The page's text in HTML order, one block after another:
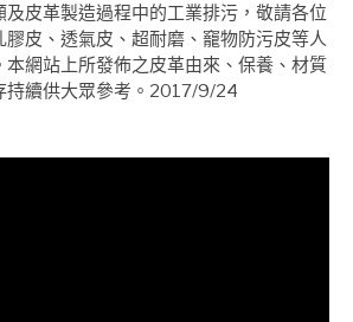
皮革製造過程中的工業排污，敬請各位
皮、透氣皮、超耐磨、竉物防污皮等人
本網站上所發佈之皮革由來、保養、材質
持續供大眾參考。2017/9/24